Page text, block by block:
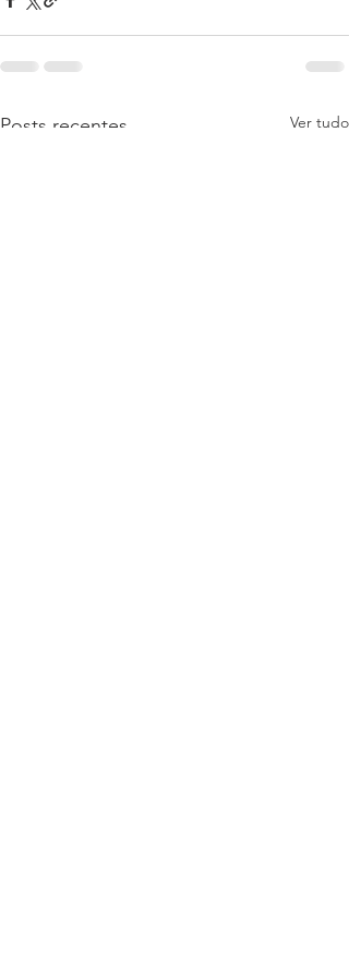
Posts recentes Ver tudo